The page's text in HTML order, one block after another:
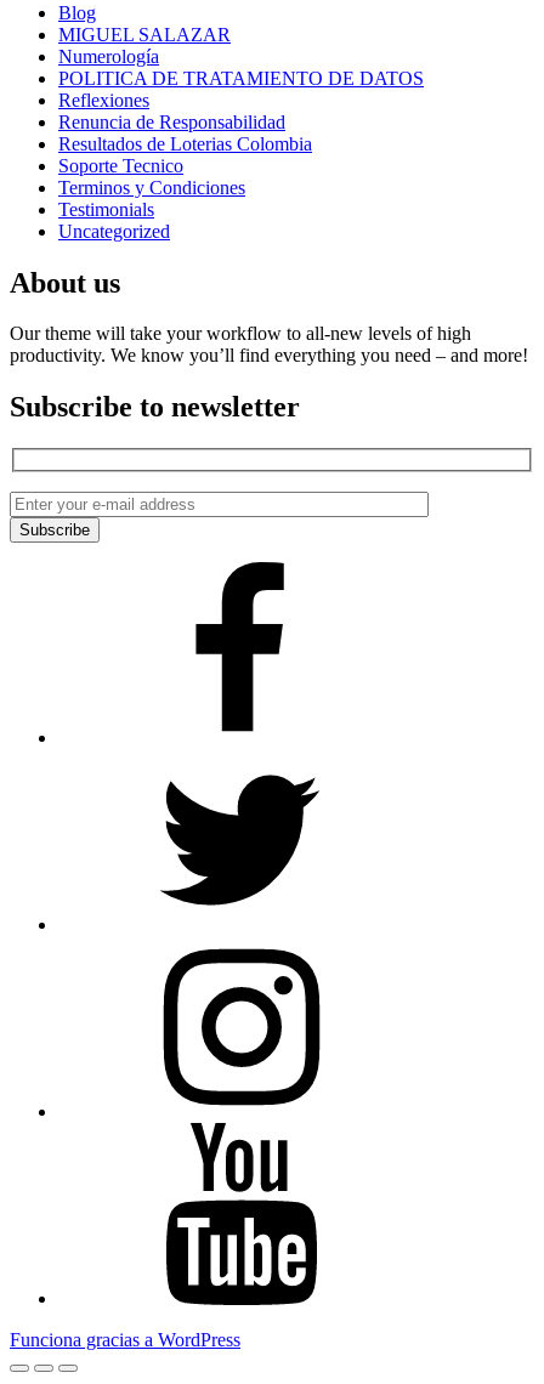
Blog
MIGUEL SALAZAR
Numerología
POLITICA DE TRATAMIENTO DE DATOS
Reflexiones
Renuncia de Responsabilidad
Resultados de Loterias Colombia
Soporte Tecnico
Terminos y Condiciones
Testimonials
Uncategorized
About us
Our theme will take your workflow to all-new levels of high
productivity. We know you’ll find everything you need – and more!
Subscribe to newsletter
Funciona gracias a WordPress